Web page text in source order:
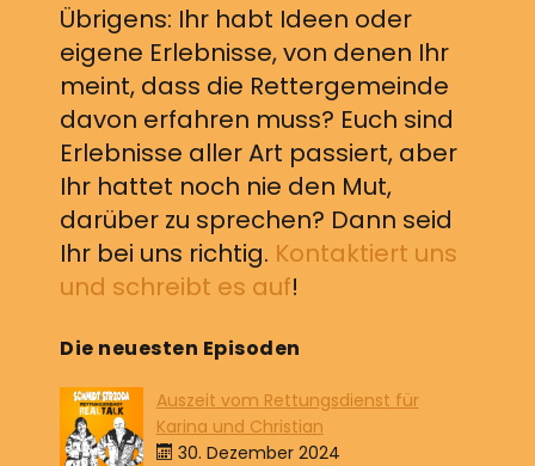
Übrigens: Ihr habt Ideen oder
eigene Erlebnisse, von denen Ihr
meint, dass die Rettergemeinde
davon erfahren muss? Euch sind
Erlebnisse aller Art passiert, aber
Ihr hattet noch nie den Mut,
darüber zu sprechen? Dann seid
Ihr bei uns richtig. Kontaktiert uns
und schreibt es auf!
Die neuesten Episoden
Auszeit vom Rettungsdienst für
Karina und Christian
30. Dezember 2024